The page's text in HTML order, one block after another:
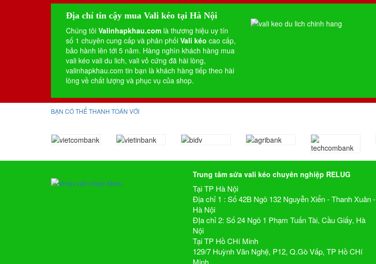
Địa chỉ tin cậy mua Vali kéo tại Hà Nội
Chúng tôi Valinhapkhau.com là thương hiệu uy tín
số 1 chuyên cung cấp và phân phối Vali kéo cao cấp,
bảo hành lên tới 5 năm. Hàng nghìn khách hàng mua
vali kéo vali du lich, vali vỏ cứng đã hài lòng,
valinhapkhau.com tin bạn là khách hàng tiếp theo hài
lòng về chất lượng và phục vụ của shop.
BẠN CÓ THỂ THANH TOÁN VỚI
Trung tâm sửa vali kéo chuyên nghiệp RELUG
Tại TP Hà Nội
Địa chỉ 1 : Số 42B Ngõ 132 Nguyễn Xiển - Thanh Xuân -
Hà Nội
ĐỊa chỉ 2: Số 24 Ngõ 1 Phạm Tuấn Tài, Cầu Giấy, Hà
Nội
Tại TP Hồ CHí Minh
129/7 Huỳnh Văn Nghệ, P12, Q.Gò Vấp, TP Hồ CHí
Minh